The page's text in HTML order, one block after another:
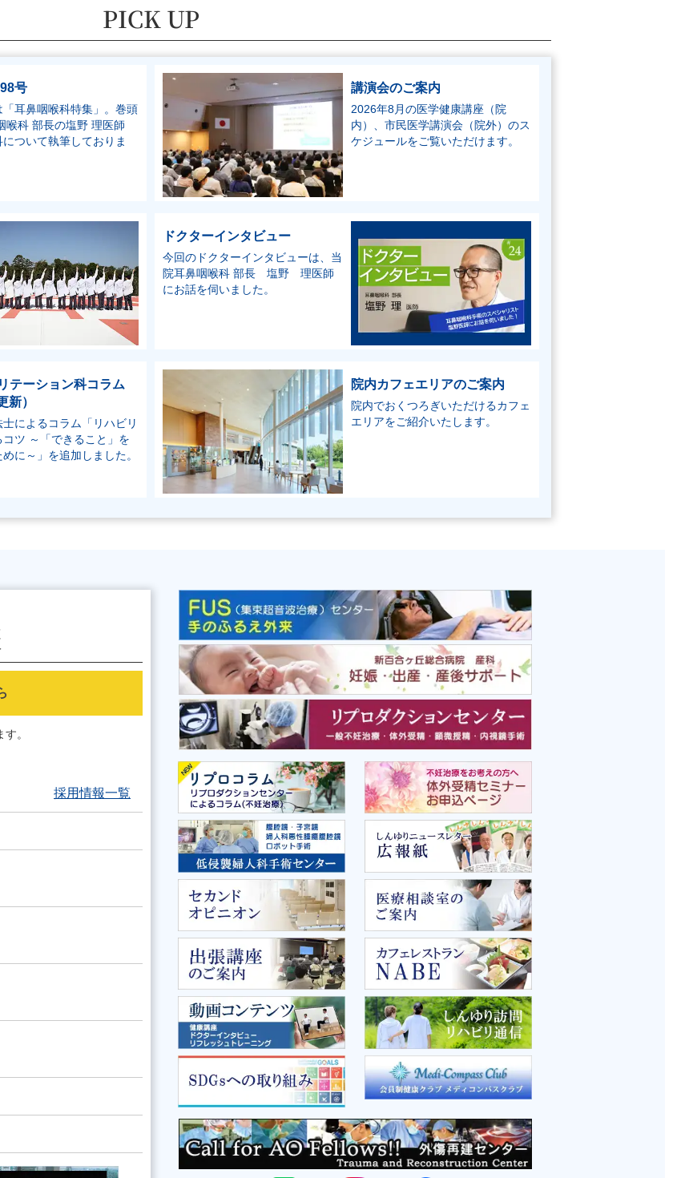
PICK UP
号
「耳鼻咽喉科特集」。巻頭
喉科 部長の塩野 理医師
ついて執筆しておりま
テーション科コラム
新）
によるコラム「リハビリ
コツ ～「できること」を
に～」を追加しました。
講演会のご案内
2026年8月の医学健康講座（院
内）、市民医学講演会（院外）のス
ケジュールをご覧いただけます。
ドクターインタビュー
今回のドクターインタビューは、当
院耳鼻咽喉科 部長 塩野 理医師
にお話を伺いました。
院内カフェエリアのご案内
院内でおくつろぎいただけるカフェ
エリアをご紹介いたします。
。
採用情報一覧